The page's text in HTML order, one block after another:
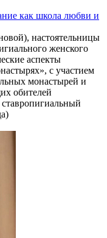
как школа любви и
настоятельницы
женского
аспекты
с участием
монастырей и
обителей